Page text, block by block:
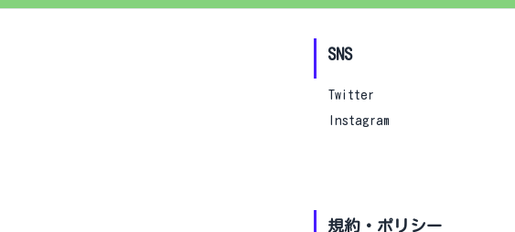
SNS
Twitter
Instagram
規約・ポリシー